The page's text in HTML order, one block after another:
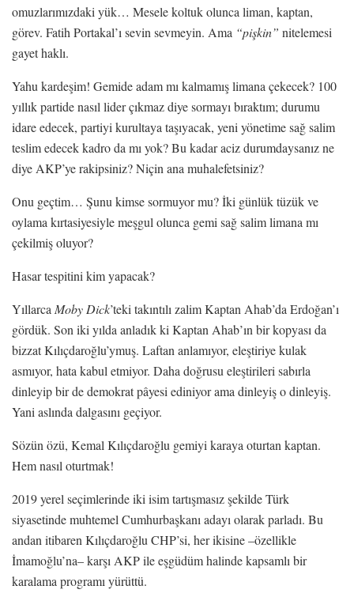
omuzlarımızdaki yük… Mesele koltuk olunca liman, kaptan,
görev. Fatih Portakal’ı sevin sevmeyin. Ama “pişkin” nitelemesi
gayet haklı.
Yahu kardeşim! Gemide adam mı kalmamış limana çekecek? 100
yıllık partide nasıl lider çıkmaz diye sormayı bıraktım; durumu
idare edecek, partiyi kurultaya taşıyacak, yeni yönetime sağ salim
teslim edecek kadro da mı yok? Bu kadar aciz durumdaysanız ne
diye AKP’ye rakipsiniz? Niçin ana muhalefetsiniz?
Onu geçtim… Şunu kimse sormuyor mu? İki günlük tüzük ve
oylama kırtasiyesiyle meşgul olunca gemi sağ salim limana mı
çekilmiş oluyor?
Hasar tespitini kim yapacak?
Yıllarca Moby Dick’teki takıntılı zalim Kaptan Ahab’da Erdoğan’ı
gördük. Son iki yılda anladık ki Kaptan Ahab’ın bir kopyası da
bizzat Kılıçdaroğlu’ymuş. Laftan anlamıyor, eleştiriye kulak
asmıyor, hata kabul etmiyor. Daha doğrusu eleştirileri sabırla
dinleyip bir de demokrat pâyesi ediniyor ama dinleyiş o dinleyiş.
Yani aslında dalgasını geçiyor.
Sözün özü, Kemal Kılıçdaroğlu gemiyi karaya oturtan kaptan.
Hem nasıl oturtmak!
2019 yerel seçimlerinde iki isim tartışmasız şekilde Türk
siyasetinde muhtemel Cumhurbaşkanı adayı olarak parladı. Bu
andan itibaren Kılıçdaroğlu CHP’si, her ikisine –özellikle
İmamoğlu’na– karşı AKP ile eşgüdüm halinde kapsamlı bir
karalama programı yürüttü.